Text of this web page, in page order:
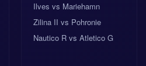
Ilves vs Mariehamn
Zilina II vs Pohronie
Nautico R vs Atletico G